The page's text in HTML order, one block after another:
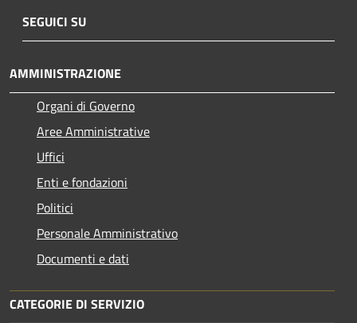
SEGUICI SU
AMMINISTRAZIONE
Organi di Governo
Aree Amministrative
Uffici
Enti e fondazioni
Politici
Personale Amministrativo
Documenti e dati
CATEGORIE DI SERVIZIO